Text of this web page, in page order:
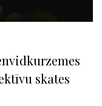
skates